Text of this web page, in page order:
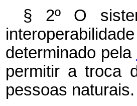
§ 2º O
determinado pela
permitir a troca
pessoas naturais.